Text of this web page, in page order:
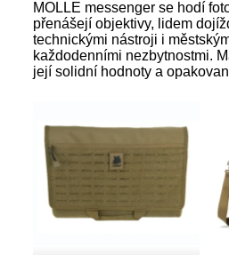
MOLLE messenger se hodí
přenášejí objektivy, lidem
technickými nástroji i
každodenními nezbytnostmi.
její solidní hodnoty a